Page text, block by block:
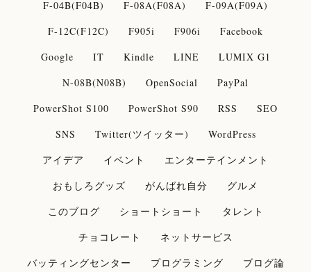
F-04B(F04B)
F-08A(F08A)
F-09A(F09A)
F-12C(F12C)
F905i F906i
Facebook
Google
IT Kindle LINE
LUMIX G1
N-08B(N08B)
OpenSocial
PayPal
PowerShot S100
PowerShot S90 RSS
SEO
SNS
Twitter(ツイッター)
WordPress
アイデア
イベント
エンターテインメント
おもしろグッズ
がんばれ自分
グルメ
このブログ
ショートショート
タレント
チョコレート
ネットサービス
バッティングセンター
プログラミング ブログ論